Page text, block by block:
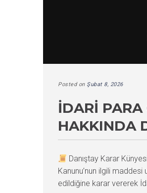
Posted on Şubat 8, 2026
İDARI
HAKKINDA
Danıştay Karar
Kanunu’nun ilgili
edildiğine karar vererek